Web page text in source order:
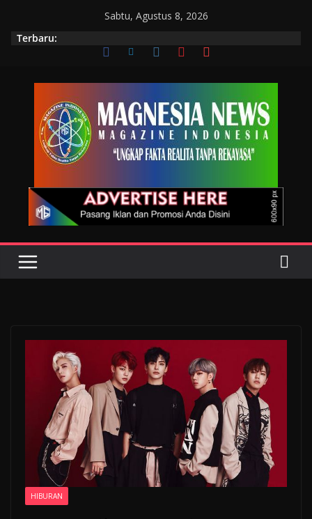
Sabtu, Agustus 8, 2026
Terbaru:
HIBURAN